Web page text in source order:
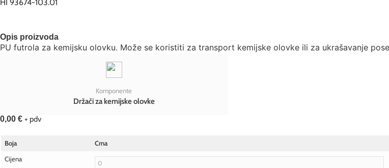
HI 93674-103.01
Opis proizvoda
PU futrola za kemijsku olovku. Može se koristiti za transport kemijske olovke ili za ukrašavanje
Komponente
Držači za kemijske olovke
0,00 € + pdv
Boja Crna
Cijena